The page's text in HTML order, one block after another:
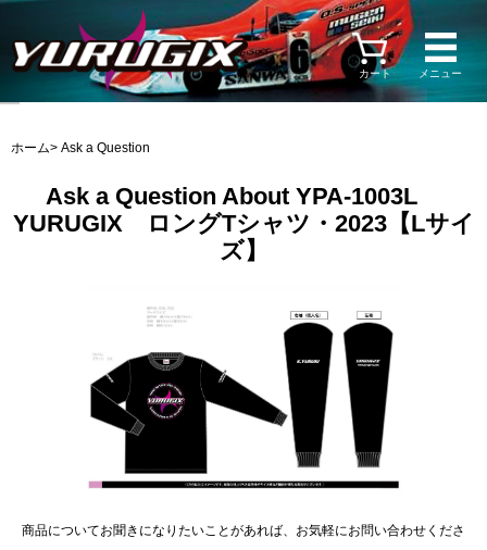
カート メニュー
ホーム> Ask a Question
Ask a Question About YPA-1003L
YURUGIX ロングTシャツ・2023【Lサイ
ズ】
商品についてお聞きになりたいことがあれば、お気軽にお問い合わせくださ